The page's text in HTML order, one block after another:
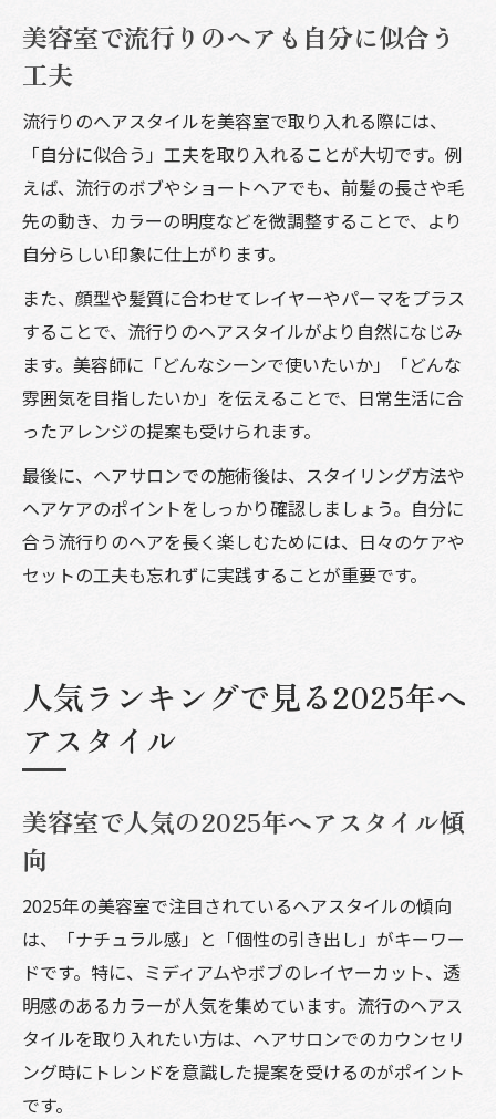
美容室で流行りのヘアも自分に似合う
工夫
流行りのヘアスタイルを美容室で取り入れる際には、
「自分に似合う」工夫を取り入れることが大切です。例
えば、流行のボブやショートヘアでも、前髪の長さや毛
先の動き、カラーの明度などを微調整することで、より
自分らしい印象に仕上がります。
また、顔型や髪質に合わせてレイヤーやパーマをプラス
することで、流行りのヘアスタイルがより自然になじみ
ます。美容師に「どんなシーンで使いたいか」「どんな
雰囲気を目指したいか」を伝えることで、日常生活に合
ったアレンジの提案も受けられます。
最後に、ヘアサロンでの施術後は、スタイリング方法や
ヘアケアのポイントをしっかり確認しましょう。自分に
合う流行りのヘアを長く楽しむためには、日々のケアや
セットの工夫も忘れずに実践することが重要です。
人気ランキングで見る2025年ヘ
アスタイル
美容室で人気の2025年ヘアスタイル傾
向
2025年の美容室で注目されているヘアスタイルの傾向
は、「ナチュラル感」と「個性の引き出し」がキーワー
ドです。特に、ミディアムやボブのレイヤーカット、透
明感のあるカラーが人気を集めています。流行のヘアス
タイルを取り入れたい方は、ヘアサロンでのカウンセリ
ング時にトレンドを意識した提案を受けるのがポイント
です。